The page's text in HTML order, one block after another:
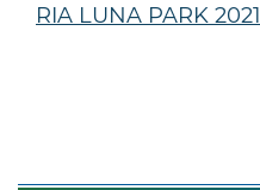
RIA LUNA PARK 2021